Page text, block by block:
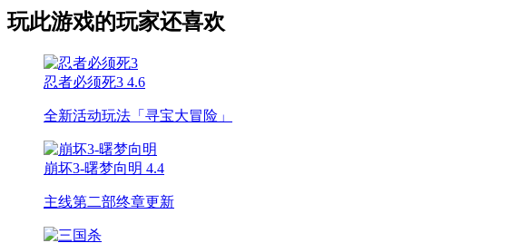
玩此游戏的玩家还喜欢
忍者必须死3 4.6
全新活动玩法「寻宝大冒险」
崩坏3-曙梦向明 4.4
主线第二部终章更新